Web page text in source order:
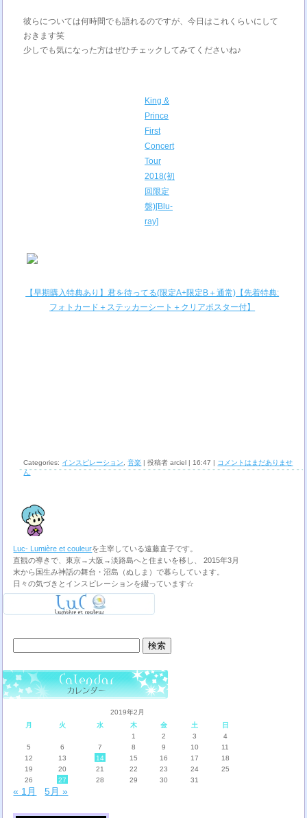
彼らについては何時間でも語れるのですが、今日はこれくらいにして
おきます笑
少しでも気になった方はぜひチェックしてみてくださいね♪
King &
Prince
First
Concert
Tour
2018(初
回限定
盤)[Blu-
ray]
【早期購入特典あり】君を待ってる(限定A+限定B＋通常)【先着特典:
フォトカード＋ステッカーシート＋クリアポスター付】
Categories: インスピレーション ,音楽 | 投稿者 arciel | 16:47 | コメントはまだありませ
ん
Luc- Lumière et couleurを主宰している遠藤直子です。
直観の導きで、東京→大阪→淡路島へと住まいを移し、 2015年3月
末から国生み神話の舞台・沼島（ぬしま）で暮らしています。
日々の気づきとインスピレーションを綴っています☆
索:
2019年2月
月
火 水 木 金 土
日
1
2 3
4
5
6 7 8 9 10
11
12
13 14 15 16 17
18
19
20 21 22 23 24
25
26
27 28 29 30 31
« 1月 5月 »